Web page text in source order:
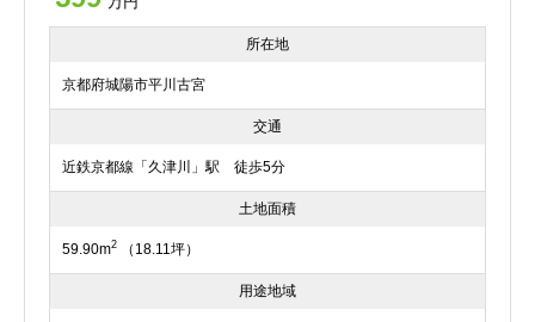
所在地
京都府城陽市平川古宮
交通
近鉄京都線「久津川」駅 徒歩5分
土地面積
59.90m2 （18.11坪）
用途地域